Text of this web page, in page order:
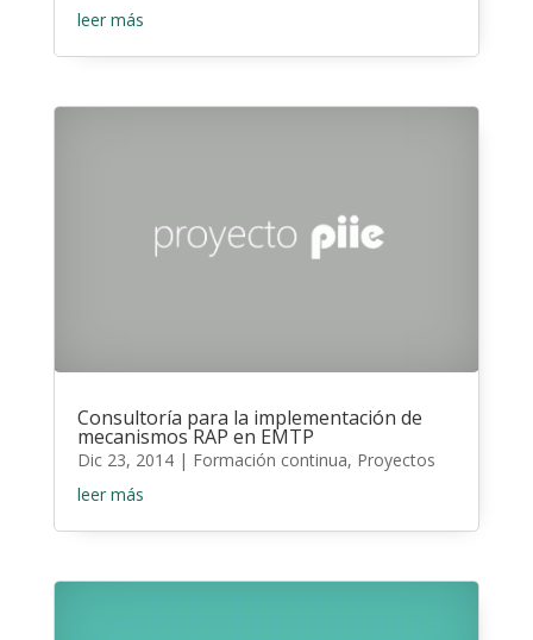
leer más
Consultoría para la implementación de
mecanismos RAP en EMTP
Dic 23, 2014| Formación continua, Proyectos
leer más